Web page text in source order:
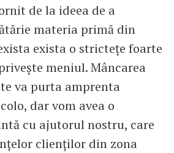
de la ideea de a
materia primă din
exista o strictețe foarte
meniul. Mâncarea
va purta amprenta
dar vom avea o
cu ajutorul nostru, care
clienților din zona